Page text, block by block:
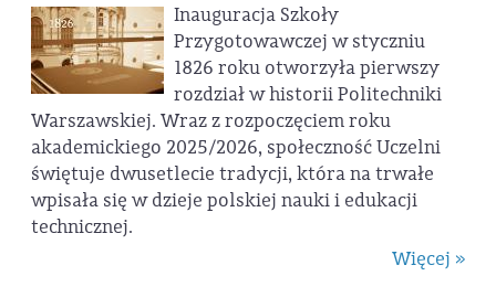
Inauguracja Szkoły
Przygotowawczej w styczniu
1826 roku otworzyła pierwszy
rozdział w historii Politechniki
Warszawskiej. Wraz z rozpoczęciem roku
akademickiego 2025/2026, społeczność Uczelni
świętuje dwusetlecie tradycji, która na trwałe
wpisała się w dzieje polskiej nauki i edukacji
technicznej.
Więcej »